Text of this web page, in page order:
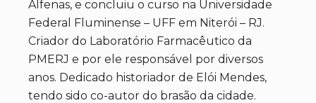
Alfenas, e concluiu o curso na Universidade
Federal Fluminense – UFF em Niterói – RJ.
Criador do Laboratório Farmacêutico da
PMERJ e por ele responsável por diversos
anos. Dedicado historiador de Elói Mendes,
tendo sido co-autor do brasão da cidade.